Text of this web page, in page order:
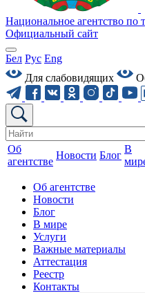
Национальное агентство по
Официальный сайт
Бел Рус Eng
Для слабовидящих
Об
агентстве
Новости Блог
В
Об агентстве
Новости
Блог
В мире
Услуги
Важные материалы
Аттестация
Реестр
Контакты